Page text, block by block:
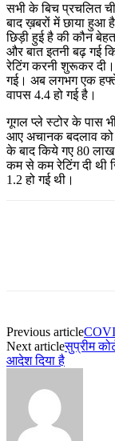
सभी के बिच प्रचलित
बाद ख़बरों में छाया
छिड़ी हुई है की कौन
और बात इतनी बढ़ गई
रेटिंग करनी शुरूकर
गई। अब लगभग एक
वापस 4.4 हो गई है।
गूगल प्ले स्टोर के पास
आए अचानक बदलाव को
के बाद किये गए 80 लाख
कम से कम रेटिंग दी
1.2 हो गई थी।
Previous article
Next articleसुप्रीम
आदेश दिया है